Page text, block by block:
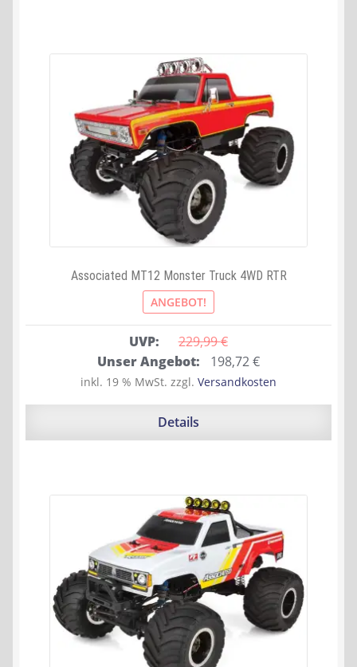
Associated MT12 Monster Truck 4WD RTR
ANGEBOT!
UVP: 229,99 €
Ursprünglicher
Preis
war:
Unser Angebot: 198,72€Aktueller
Preis
ist:
inkl. 19 % MwSt. zzgl. Versandkosten
Details